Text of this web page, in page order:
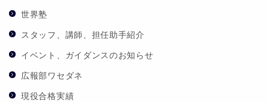
世界塾
スタッフ、講師、担任助手紹介
イベント、ガイダンスのお知らせ
広報部ワセダネ
現役合格実績